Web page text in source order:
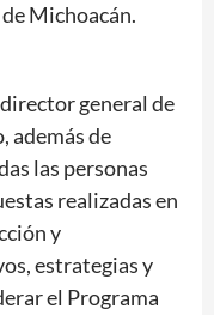
Michoacán.
general de
además de
las personas
realizadas en
y
estrategias y
el Programa